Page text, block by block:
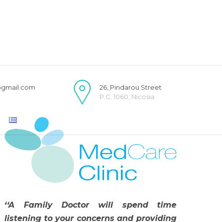
26, Pindarou Street
P.C. 1060, Nicosia
‘‘A Family Doctor will spend time
listening to your concerns and providing